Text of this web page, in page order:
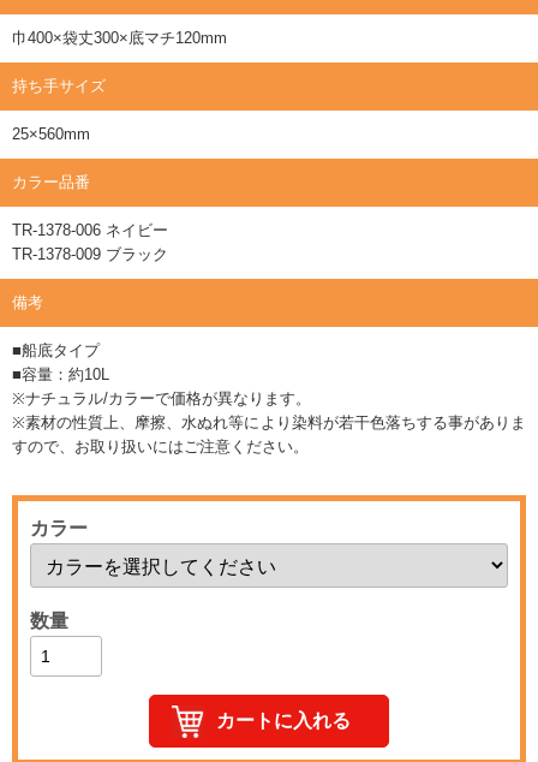
巾400×袋丈300×底マチ120mm
持ち手サイズ
25×560mm
カラー品番
TR-1378-006 ネイビー
TR-1378-009 ブラック
備考
■船底タイプ
■容量：約10L
※ナチュラル/カラーで価格が異なります。
※素材の性質上、摩擦、水ぬれ等により染料が若干色落ちする事がありま
すので、お取り扱いにはご注意ください。
カラー
数量